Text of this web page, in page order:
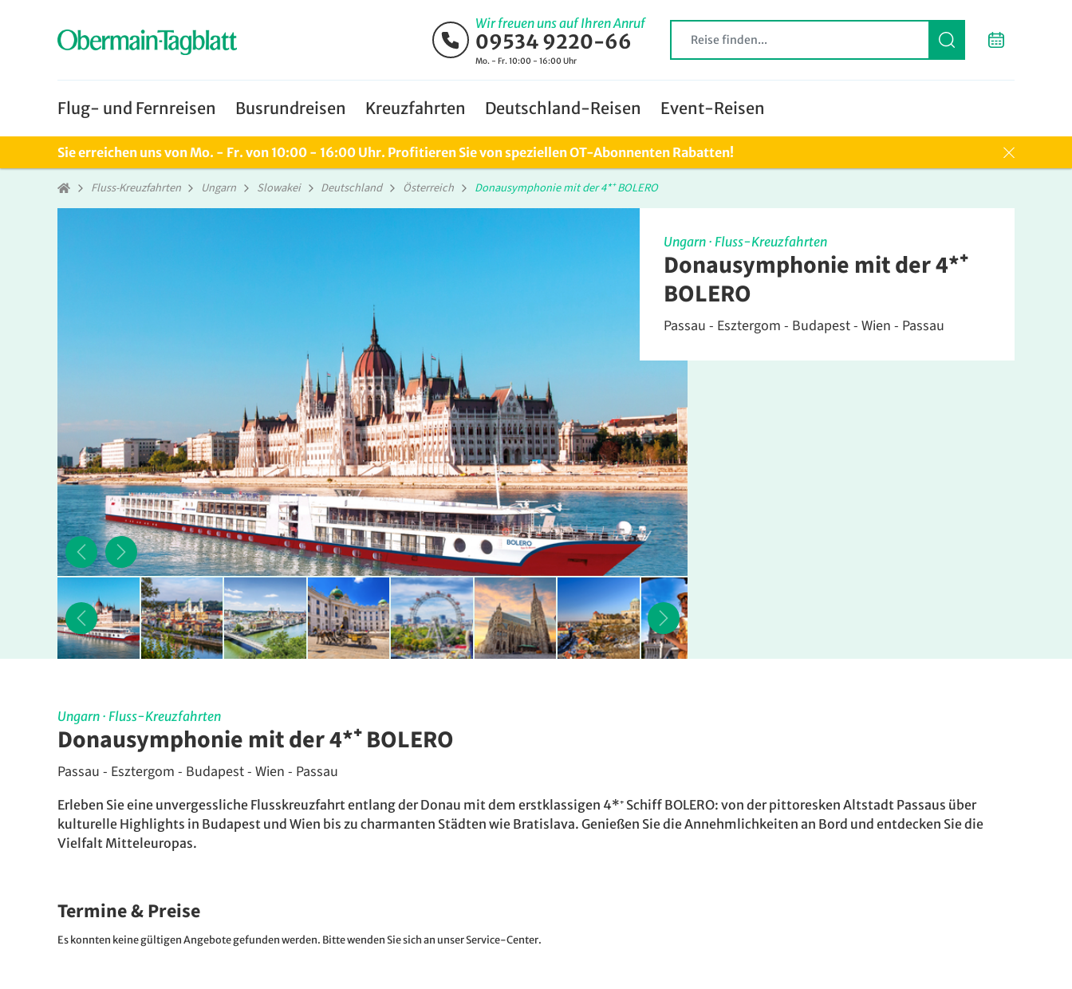
Wir freuen uns auf Ihren Anruf
09534 9220-66
Mo. - Fr. 10:00 - 16:00 Uhr
Flug- und Fernreisen Busrundreisen Kreuzfahrten Deutschland-Reisen Event-Reisen
Sie erreichen uns von Mo. - Fr. von 10:00 - 16:00 Uhr. Profitieren Sie von speziellen OT-Abonnenten Rabatten!
Fluss-Kreuzfahrten Ungarn Slowakei Deutschland Österreich Donausymphonie mit der 4*⁺ BOLERO
Ungarn · Fluss-Kreuzfahrten
Donausymphonie mit der 4*⁺
BOLERO
Passau - Esztergom - Budapest - Wien - Passau
Ungarn · Fluss-Kreuzfahrten
Donausymphonie mit der 4*⁺ BOLERO
Passau - Esztergom - Budapest - Wien - Passau
Erleben Sie eine unvergessliche Flusskreuzfahrt entlang der Donau mit dem erstklassigen 4*⁺ Schiff BOLERO: von der pittoresken Altstadt Passaus über
kulturelle Highlights in Budapest und Wien bis zu charmanten Städten wie Bratislava. Genießen Sie die Annehmlichkeiten an Bord und entdecken Sie die
Vielfalt Mitteleuropas.
Termine & Preise
Es konnten keine gültigen Angebote gefunden werden. Bitte wenden Sie sich an unser Service-Center.